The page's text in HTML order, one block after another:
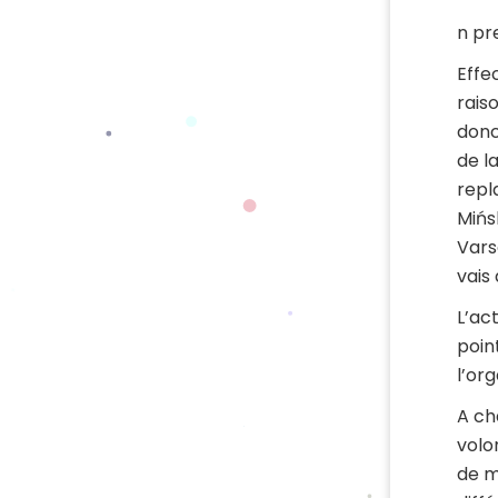
n
de
vais
A
de